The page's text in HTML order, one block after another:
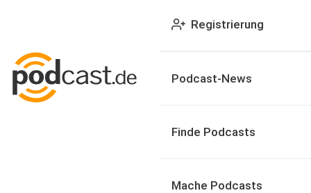
Registrierung
Podcast-News
Finde Podcasts
Mache Podcasts